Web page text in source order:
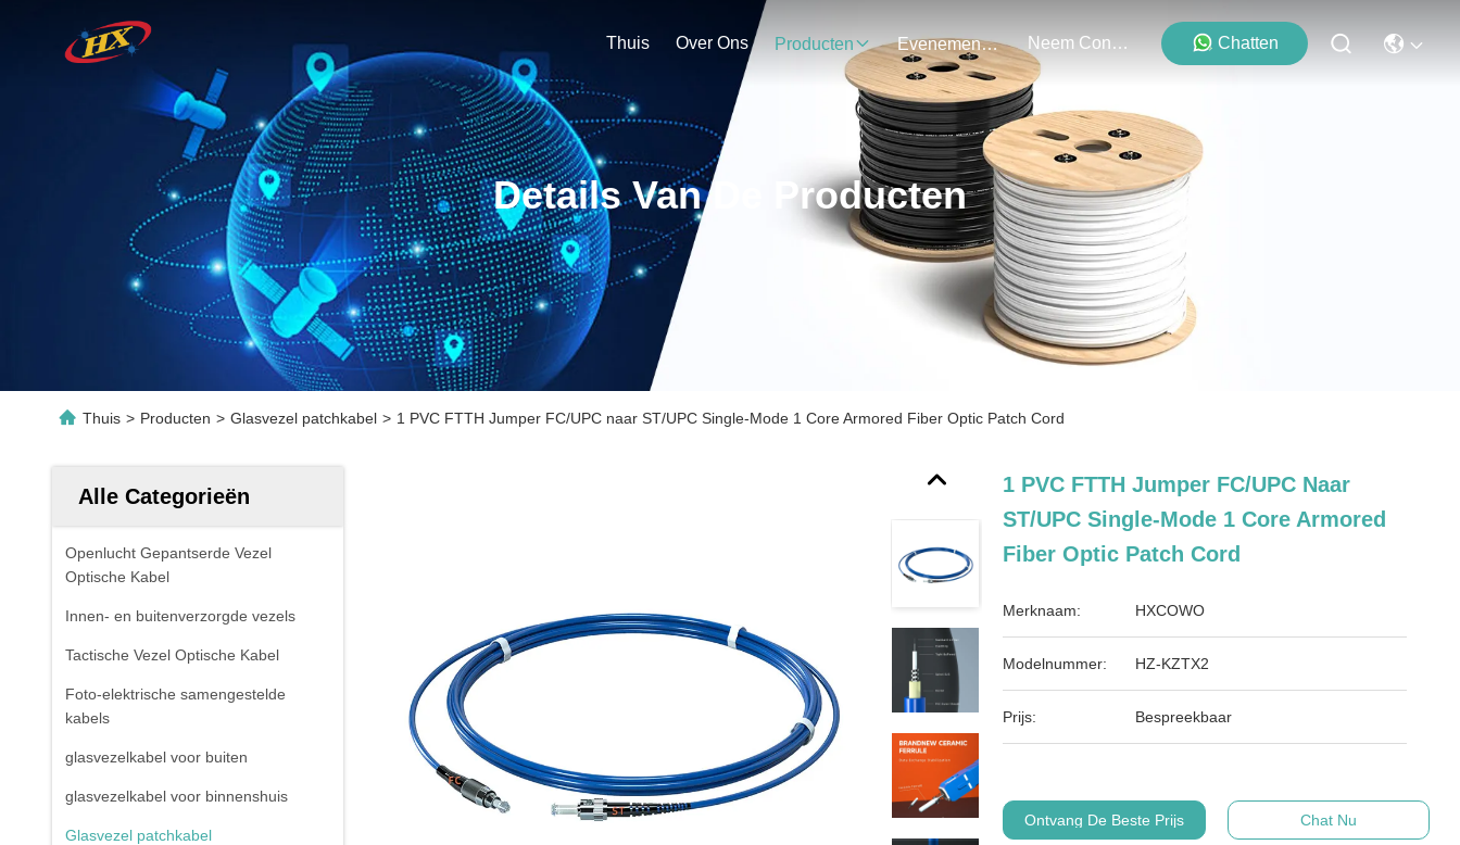
Thuis Over Ons Producten Evenementen Neem Contact Met Ons Op Chatten
Details Van De Producten
Thuis > Producten > Glasvezel patchkabel > 1 PVC FTTH Jumper FC/UPC naar ST/UPC Single-Mode 1 Core Armored Fiber Optic Patch Cord
Alle Categorieën
Openlucht Gepantserde Vezel
Optische Kabel
Innen- en buitenverzorgde vezels
Tactische Vezel Optische Kabel
Foto-elektrische samengestelde
kabels
glasvezelkabel voor buiten
glasvezelkabel voor binnenshuis
Glasvezel patchkabel
1 PVC FTTH Jumper FC/UPC Naar
ST/UPC Single-Mode 1 Core Armored
Fiber Optic Patch Cord
Merknaam: HXCOWO
Modelnummer: HZ-KZTX2
Prijs: Bespreekbaar
Ontvang De Beste Prijs Chat Nu